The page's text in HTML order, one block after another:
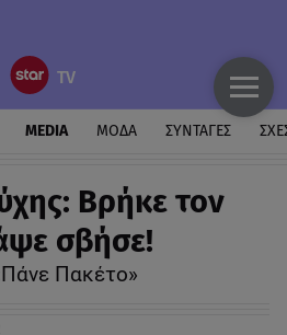
MEDIA ΜΟΔΑ ΣΥΝΤΑΓΕΣ
Βρήκε τον
σβήσε!
Πακέτο»